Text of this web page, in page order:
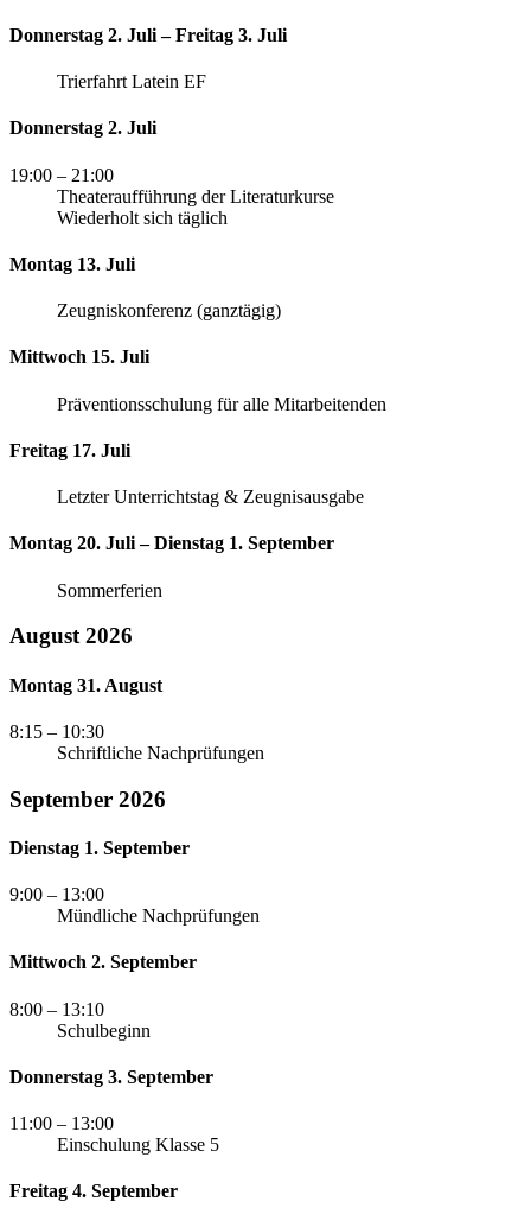
Donnerstag 2. Juli – Freitag 3. Juli
Trierfahrt Latein EF
Donnerstag 2. Juli
19:00 – 21:00
Theateraufführung der Literaturkurse
Wiederholt sich täglich
Montag 13. Juli
Zeugniskonferenz (ganztägig)
Mittwoch 15. Juli
Präventionsschulung für alle Mitarbeitenden
Freitag 17. Juli
Letzter Unterrichtstag & Zeugnisausgabe
Montag 20. Juli – Dienstag 1. September
Sommerferien
August 2026
Montag 31. August
8:15 – 10:30
Schriftliche Nachprüfungen
September 2026
Dienstag 1. September
9:00 – 13:00
Mündliche Nachprüfungen
Mittwoch 2. September
8:00 – 13:10
Schulbeginn
Donnerstag 3. September
11:00 – 13:00
Einschulung Klasse 5
Freitag 4. September